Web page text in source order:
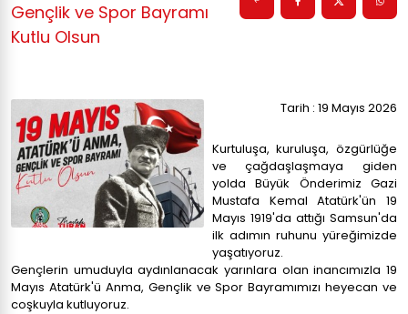
Gençlik ve Spor Bayramı
Kutlu Olsun
Tarih : 19 Mayıs 2026
Kurtuluşa, kuruluşa, özgürlüğe
ve çağdaşlaşmaya giden
yolda Büyük Önderimiz Gazi
Mustafa Kemal Atatürk'ün 19
Mayıs 1919'da attığı Samsun'da
ilk adımın ruhunu yüreğimizde
yaşatıyoruz.
Gençlerin umuduyla aydınlanacak yarınlara olan inancımızla 19
Mayıs Atatürk'ü Anma, Gençlik ve Spor Bayramımızı heyecan ve
coşkuyla kutluyoruz.